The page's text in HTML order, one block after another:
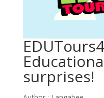
surprises!